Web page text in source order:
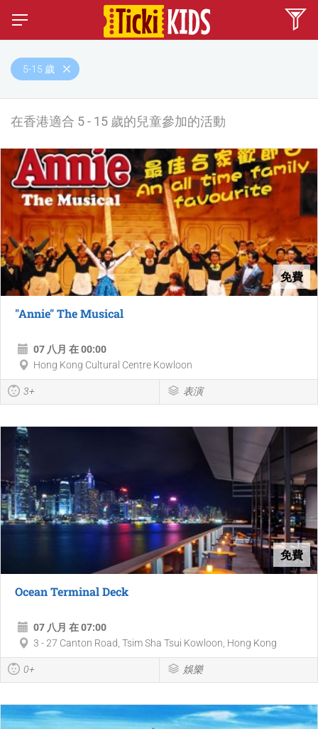
5-15 歲
在香港適合 5 - 15 歲的兒童參加的活動
免費
"Annie" The Musical
07 八月 在 00:00
Hong Kong Cultural Centre Kowloon
3+ 表演
免費
Ocean Terminal Deck
07 八月 在 07:00
3 - 27 Canton Road, Tsim Sha Tsui Kowloon, Hong Kong
0+ 娛樂